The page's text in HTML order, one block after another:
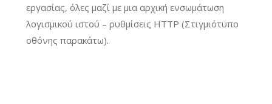
εργασίας, όλες μαζί με μια αρχική ενσωμάτωση
λογισμικού ιστού – ρυθμίσεις HTTP (Στιγμιότυπο
οθόνης παρακάτω).